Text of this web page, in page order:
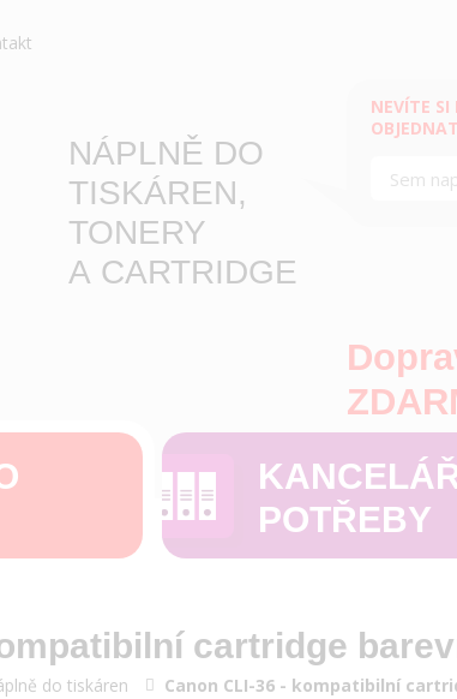
NÁPLNĚ DO
TISKÁREN,
TONERY
A CARTRIDGE
NEVÍTE SI
POTŘEBY
cartridge
do tiskáren Canon CLI-36 - kompatibilní